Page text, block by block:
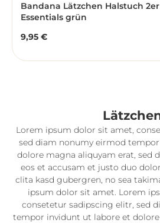
Bandana Lätzchen Halstuch
Essentials grün
Regulärer Preis:
9,95 €
Lorem ipsum dolor sit amet,
sed diam nonumy eirmod
dolore magna aliquyam erat, sed
eos et accusam et justo duo
clita kasd gubergren, no sea
ipsum dolor sit amet. Lorem
consetetur sadipscing elitr, sed
tempor invidunt ut labore et dolore